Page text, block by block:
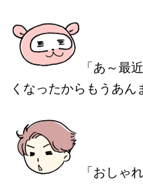
「あ～最
くなったからもうあん
「おしゃ